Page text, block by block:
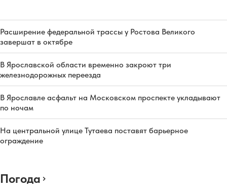
Расширение федеральной трассы у Ростова Великого
завершат в октябре
В Ярославской области временно закроют три
железнодорожных переезда
В Ярославле асфальт на Московском проспекте укладывают
по ночам
На центральной улице Тутаева поставят барьерное
ограждение
Погода